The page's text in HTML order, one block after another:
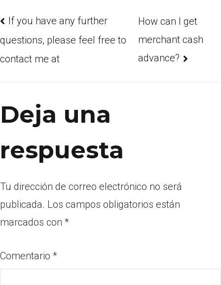
If you have any further
questions, please feel free to
contact me at
How can I get
merchant cash
advance?
Deja una
respuesta
Tu dirección de correo electrónico no será
publicada. Los campos obligatorios están
marcados con *
Comentario *